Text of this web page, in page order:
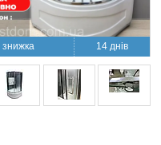
14 днів